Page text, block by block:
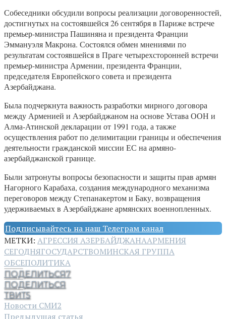
Собеседники обсудили вопросы реализации договоренностей,
достигнутых на состоявшейся 26 сентября в Париже встрече
премьер-министра Пашиняна и президента Франции
Эммануэля Макрона. Состоялся обмен мнениями по
результатам состоявшейся в Праге четырехсторонней встречи
премьер-министра Армении, президента Франции,
председателя Европейского совета и президента
Азербайджана.
Была подчеркнута важность разработки мирного договора
между Арменией и Азербайджаном на основе Устава ООН и
Алма-Атинской декларации от 1991 года, а также
осуществления работ по делимитации границы и обеспечения
деятельности гражданской миссии ЕС на армяно-
азербайджанской границе.
Были затронуты вопросы безопасности и защиты прав армян
Нагорного Карабаха, создания международного механизма
переговоров между Степанакертом и Баку, возвращения
удерживаемых в Азербайджане армянских военнопленных.
Подписывайтесь на наш Телеграм канал
МЕТКИ: АГРЕССИЯ АЗЕРБАЙДЖАНААРМЕНИЯ
СЕГОДНЯГОСУДАРСТВОМИНСКАЯ ГРУППА
ОБСЕПОЛИТИКА
ПОДЕЛИТЬСЯ7
ПОДЕЛИТЬСЯ
ТВИТ5
Новости СМИ2
Предыдущая статья